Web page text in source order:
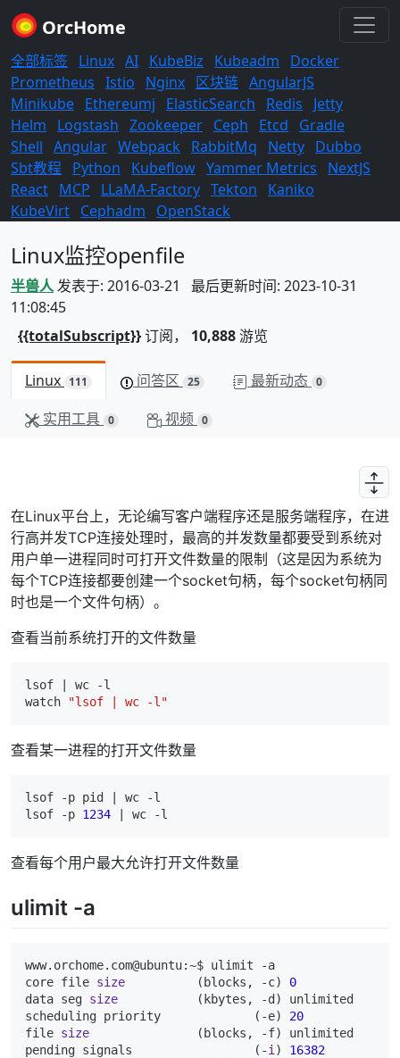
OrcHome
全部标签 Linux AI KubeBiz Kubeadm
Docker
Prometheus Istio Nginx 区块链 AngularJS
Minikube Ethereumj ElasticSearch Redis
Jetty
Helm
Logstash Zookeeper Ceph Etcd
Gradle
Shell Angular Webpack RabbitMq Netty Dubbo
Sbt教程
Python Kubeflow Yammer Metrics
NextJS
React MCP LLaMA-Factory Tekton
Kaniko
KubeVirt Cephadm OpenStack
Linux监控openfile
半兽人发表于: 2016-03-21 最后更新时间: 2023-10-31
11:08:45
{{totalSubscript}}订阅， 10,888游览
Linux 111 问答区 25 最新动态 0
实用工具 0 视频 0
在Linux平台上，无论编写客户端程序还是服务端程序，在进
行高并发TCP连接处理时，最高的并发数量都要受到系统对
用户单一进程同时可打开文件数量的限制（这是因为系统为
每个TCP连接都要创建一个socket句柄，每个socket句柄同
时也是一个文件句柄）。
查看当前系统打开的文件数量
lsof | wc
-l
watch
"lsof | wc -l"
查看某一进程的打开文件数量
lsof -p pid | wc
-l
lsof -p 1234 | wc -l
查看每个用户最大允许打开文件数量
ulimit -a
www. orchome. com@ubuntu:~$ ulimit -a
core file size
          (blocks, -c)
0
data seg size
           (kbytes, -d) unlimited
scheduling priority             (-e) 20
file size
               (blocks, -f) unlimited
pending signals                 (-i ) 16382